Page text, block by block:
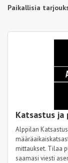
Paikallisia
Katsastus
Alppilan
mittaukset. Tilaa
saamasi viesti